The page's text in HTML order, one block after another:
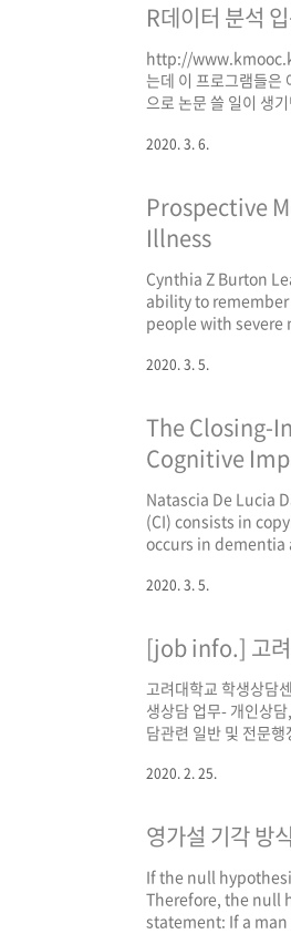
R데이터 분석
http://
는데 이 프로그램들은
으로 논문 쓸 일이 생
들어보니 생각보니 퀄
2020. 3. 6.
Prospective
Illness
Cynthia Z Burton
ability to
people with severe
2020. 3. 5.
The Closing-
Cognitive
Natascia De Lucia
(CI) consists in
occurs in dementia
2020. 3. 5.
[job info.] 고려
고려대학교 학생상담
생상담 업무- 개인상
담관련 일반 및 전문
2 항목을 동시에 충족
2020. 2. 25.
영가설 기각 방
If the null
Therefore, the null
statement: If a